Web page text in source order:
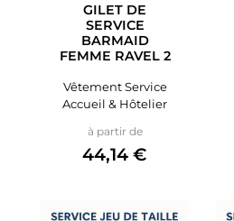
GILET DE
SERVICE
BARMAID
FEMME RAVEL 2
Vêtement Service
Accueil & Hôtelier
à partir dePrix
44,14 €